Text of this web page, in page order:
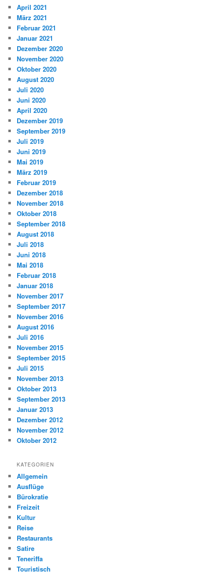
April 2021
März 2021
Februar 2021
Januar 2021
Dezember 2020
November 2020
Oktober 2020
August 2020
Juli 2020
Juni 2020
April 2020
Dezember 2019
September 2019
Juli 2019
Juni 2019
Mai 2019
März 2019
Februar 2019
Dezember 2018
November 2018
Oktober 2018
September 2018
August 2018
Juli 2018
Juni 2018
Mai 2018
Februar 2018
Januar 2018
November 2017
September 2017
November 2016
August 2016
Juli 2016
November 2015
September 2015
Juli 2015
November 2013
Oktober 2013
September 2013
Januar 2013
Dezember 2012
November 2012
Oktober 2012
KATEGORIEN
Allgemein
Ausflüge
Bürokratie
Freizeit
Kultur
Reise
Restaurants
Satire
Teneriffa
Touristisch